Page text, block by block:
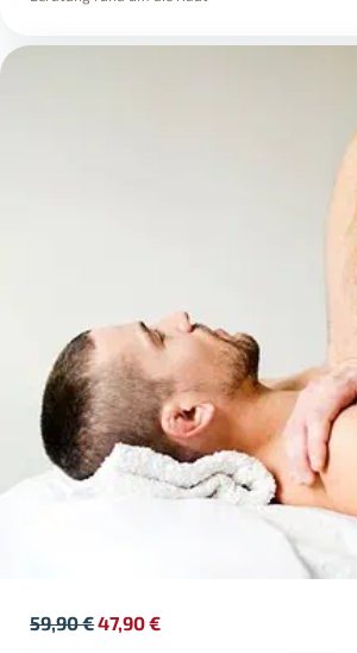
59,90€47,90€